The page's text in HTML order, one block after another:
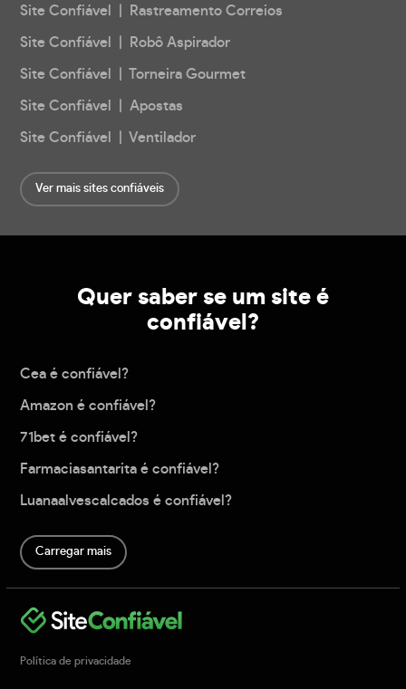
Site Confiável | Rastreamento Correios
Site Confiável | Robô Aspirador
Site Confiável | Torneira Gourmet
Site Confiável | Apostas
Site Confiável | Ventilador
Ver mais sites confiáveis
Quer saber se um site é
confiável?
Cea é confiável?
Amazon é confiável?
71bet é confiável?
Farmaciasantarita é confiável?
Luanaalvescalcados é confiável?
Carregar mais
Política de privacidade